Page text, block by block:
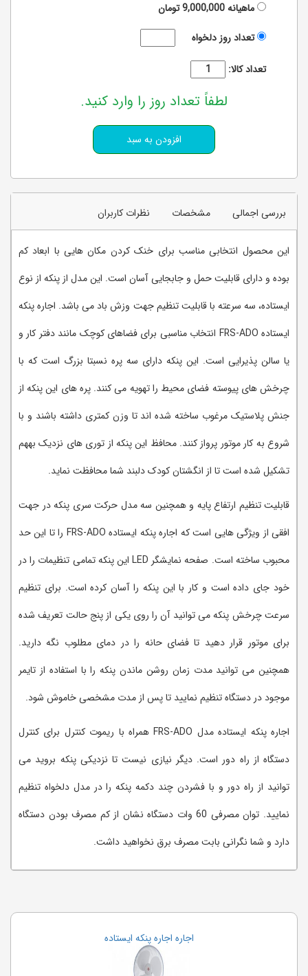
ماهیانه9,000,000تومان
تعداد روز دلخواه
تعداد کالا:
لطفاً تعداد روز را وارد کنید.
بررسی اجمالی مشخصات نظرات کاربران
این محصول انتخابی مناسب برای خنک کردن مکان هایی با ابعاد کم
بوده و دارای قابلیت حمل و جابجایی آسان است. این مدل از پنکه از نوع
ایستاده، سه سرعته با قابلیت تنظیم جهت وزش باد می باشد. اجاره پنکه
ایستاده FRS-ADO انتخاب مناسبی برای فضاهای کوچک مانند دفتر کار و
یا سالن پذیرایی است. این پنکه دارای سه پره نسبتا بزرگ است که با
چرخش های پیوسته فضای محیط را تهویه می کنند. پره های این پنکه از
جنش پلاستیک مرغوب ساخته شده اند تا وزن کمتری داشته باشند و با
شروع به کار موتور پرواز کنند. محافظ این پنکه از توری های نزدیک بههم
تشکیل شده است تا از انگشتان کودک دلبند شما محافظت نماید.
قابلیت تنظیم ارتفاع پایه و همچنین سه مدل حرکت سری پنکه در جهت
افقی از ویژگی هایی است که اجاره پنکه ایستاده FRS-ADO را تا این حد
محبوب ساخته است. صفحه نمایشگر LED این پنکه تمامی تنظیمات را در
خود جای داده است و کار با این پنکه را آسان کرده است. برای تنظیم
سرعت چرخش پنکه می توانید آن را روی یکی از پنج حالت تعریف شده
برای موتور قرار دهید تا فضای حانه را در دمای مطلوب نگه دارید.
همچنین می توانید مدت زمان روشن ماندن پنکه را با استفاده از تایمر
موجود در دستگاه تنظیم نمایید تا پس از مدت مشخصی خاموش شود.
اجاره پنکه ایستاده مدل FRS-ADO همراه با ریموت کنترل برای کنترل
دستگاه از راه دور است. دیگر نیازی نیست تا نزدیکی پنکه بروید می
توانید از راه دور و با فشردن چند دکمه پنکه را در مدل دلخواه تنظیم
نمایید. توان مصرفی 60 وات دستگاه نشان از کم مصرف بودن دستگاه
دارد و شما نگرانی بابت مصرف برق نخواهید داشت.
اجاره تخته وایت برد